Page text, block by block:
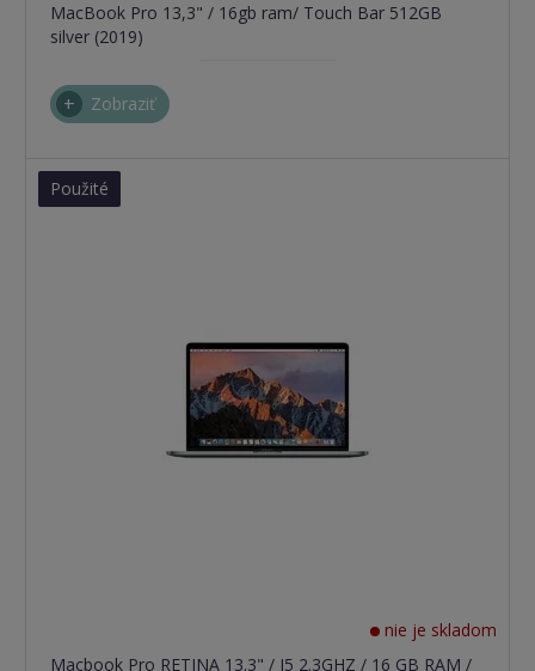
MacBook Pro 13,3" / 16gb ram/ Touch Bar 512GB
silver (2019)
Zobraziť
Použité
nie je skladom
Macbook Pro RETINA 13.3" / I5 2.3GHZ / 16 GB RAM /